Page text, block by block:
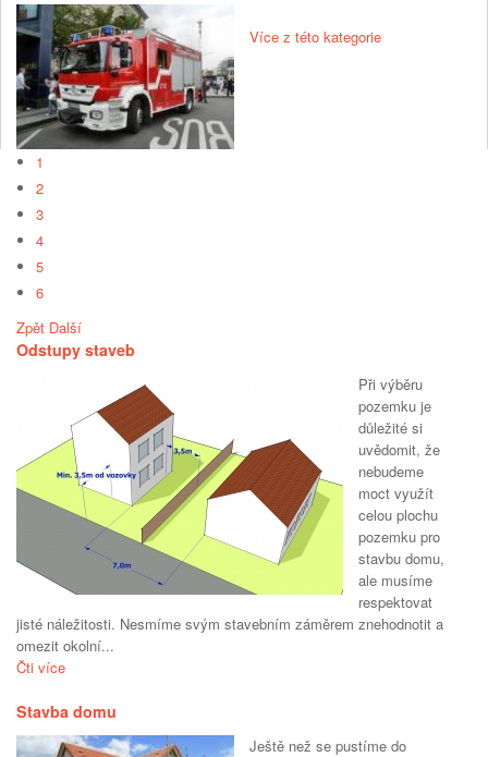
Více z této kategorie
1
2
3
4
5
6
Zpět Další
Odstupy staveb
Při výběru
pozemku je
důležité si
uvědomit, že
nebudeme
moct využít
celou plochu
pozemku pro
stavbu domu,
ale musíme
respektovat
jisté náležitosti. Nesmíme svým stavebním záměrem znehodnotit a
omezit okolní...
Čti více
Stavba domu
Ještě než se pustíme do